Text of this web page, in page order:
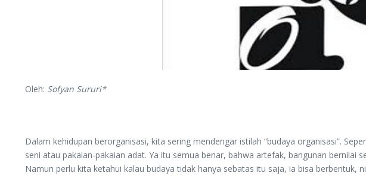
Oleh: Sofyan Sururi*
Dalam kehidupan berorganisasi, kita sering mendengar istilah “budaya organisasi”.
seni atau pakaian-pakaian adat. Ya itu semua benar, bahwa artefak, bangunan
Namun perlu kita ketahui kalau budaya tidak hanya sebatas itu saja, ia bisa